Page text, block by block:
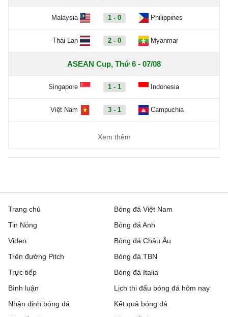
Malaysia 1 - 0 Philippines
Thái Lan 2 - 0 Myanmar
ASEAN Cup, Thứ 6 - 07/08
Singapore 1 - 1 Indonesia
Việt Nam 3 - 1 Campuchia
Xem thêm
Trang chủ
Tin Nóng
Video
Trên đường Pitch
Trực tiếp
Bóng đá Việt Nam
Bóng đá Anh
Bóng đá Châu Âu
Bóng đá TBN
Bóng đá Italia
Bình luận
Nhận định bóng đá
Lịch thi đấu bóng đá hôm nay
Kết quả bóng đá